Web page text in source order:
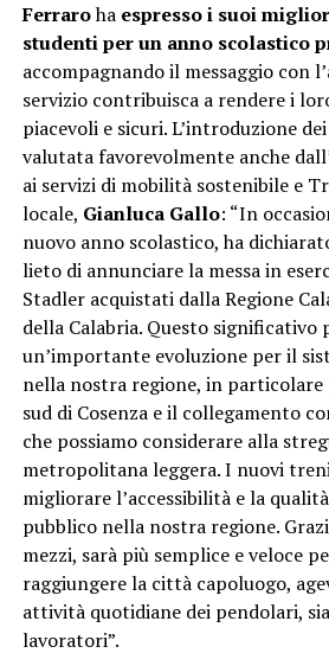
Ferraroha espresso i suoi
studenti per un anno scolastico
accompagnando il messaggio con
servizio contribuisca a rendere i
piacevoli e sicuri. L’introduzione
valutata favorevolmente anche
ai servizi di mobilità sostenibile e
locale, Gianluca Gallo: “In
nuovo anno scolastico, ha
lieto di annunciare la messa in
Stadler acquistati dalla Regione
della Calabria. Questo significativo
un’importante evoluzione per il
nella nostra regione, in particolare
sud di Cosenza e il collegamento
che possiamo considerare alla
metropolitana leggera. I nuovi
migliorare l’accessibilità e la
pubblico nella nostra regione.
mezzi, sarà più semplice e veloce
raggiungere la città capoluogo,
attività quotidiane dei pendolari,
lavoratori”.